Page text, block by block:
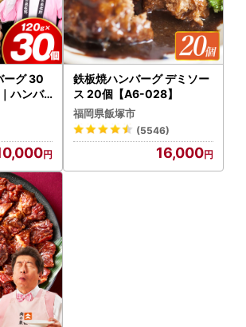
ーグ 30
ハンバ
牛×なに
鉄板焼ハンバーグ デミソー
ス 20個【A6-028】
福岡県飯塚市
(5546)
16,000